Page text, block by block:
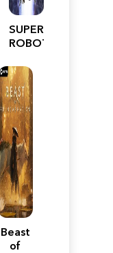
SUPER
ROBOT
Y
Beast
of